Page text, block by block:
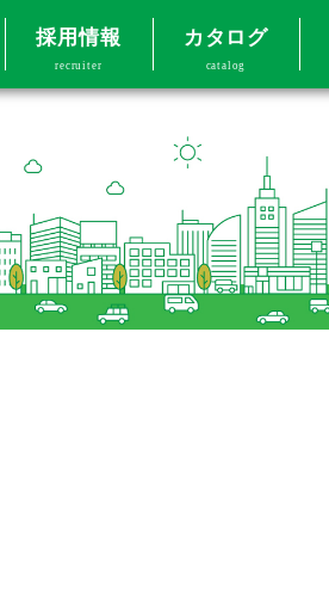
採用情報
recruiter
カタログ
catalog